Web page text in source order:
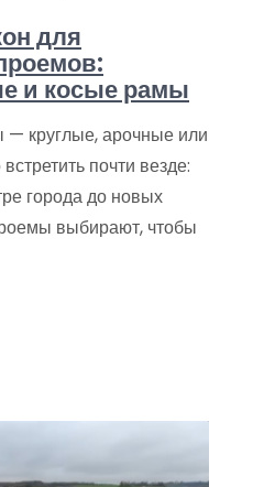
для
и косые рамы
круглые, арочные или
почти везде:
города до новых
выбирают, чтобы